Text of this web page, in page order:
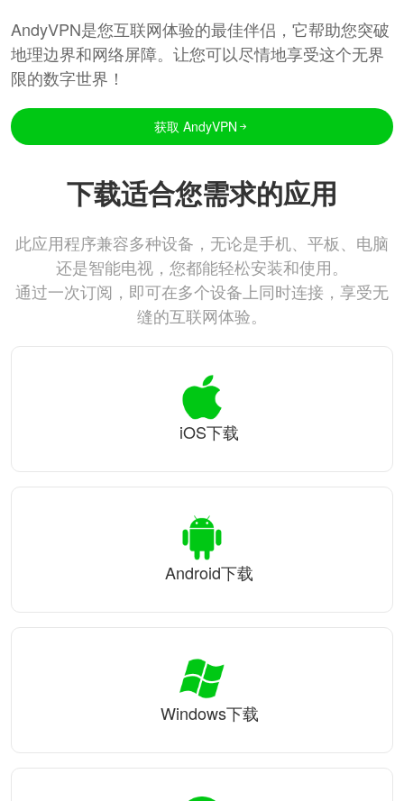
AndyVPN是您互联网体验的最佳伴侣，它帮助您突破
地理边界和网络屏障。让您可以尽情地享受这个无界
限的数字世界！
获取 AndyVPN
下载适合您需求的应用
此应用程序兼容多种设备，无论是手机、平板、电脑
还是智能电视，您都能轻松安装和使用。
通过一次订阅，即可在多个设备上同时连接，享受无
缝的互联网体验。
iOS下载
Android下载
Windows下载